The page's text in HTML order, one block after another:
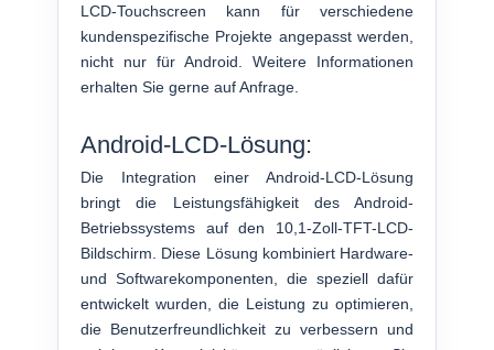
LCD-Touchscreen kann für verschiedene
kundenspezifische Projekte angepasst werden,
nicht nur für Android. Weitere Informationen
erhalten Sie gerne auf Anfrage.
Android-LCD-Lösung:
Die Integration einer Android-LCD-Lösung
bringt die Leistungsfähigkeit des Android-
Betriebssystems auf den 10,1-Zoll-TFT-LCD-
Bildschirm. Diese Lösung kombiniert Hardware-
und Softwarekomponenten, die speziell dafür
entwickelt wurden, die Leistung zu optimieren,
die Benutzerfreundlichkeit zu verbessern und